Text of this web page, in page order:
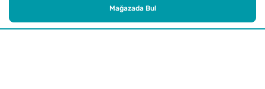
Mağazada Bul